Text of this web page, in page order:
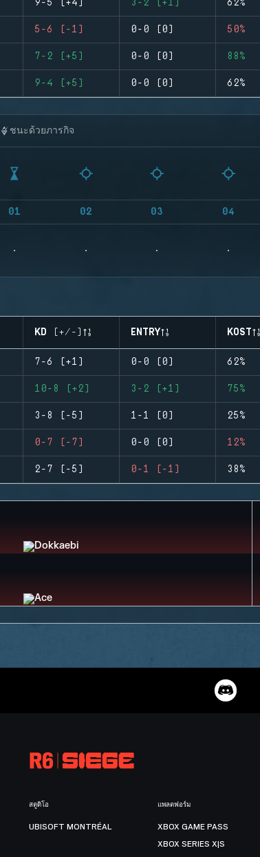
9-5 (+4) 3-2 (+1) 62%
5-6 (-1) 0-0 (0) 50%
7-2 (+5) 0-0 (0) 88%
9-4 (+5) 0-0 (0) 62%
ชนะด้วยภารกิจ
01 02 03 04
KD (+/-) ENTRY KOST
7-6 (+1) 0-0 (0) 62%
10-8 (+2) 3-2 (+1) 75%
3-8 (-5) 1-1 (0) 25%
0-7 (-7) 0-0 (0) 12%
2-7 (-5) 0-1 (-1) 38%
สตูดิโอ
UBISOFT MONTRÉAL
แพลตฟอร์ม
XBOX GAME PASS
XBOX SERIES X|S